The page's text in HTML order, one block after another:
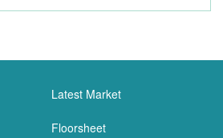
Latest Market
Floorsheet